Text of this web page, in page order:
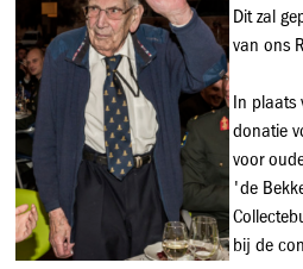
Dit zal
van ons
In plaats
donatie
voor
'de
bij de